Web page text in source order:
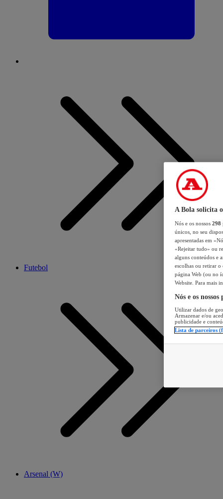
Futebol
Arsenal (W)
A Bola solicita
Nós e os nossos 298
únicos, no seu
apresentadas em
«Rejeitar tudo» ou
alguns conteúdos e
escolhas ou retirar
página Web (ou no
Website. Para mais
Nós e os
Utilizar dados de
Armazenar e/ou
publicidade e
Lista de parceiros